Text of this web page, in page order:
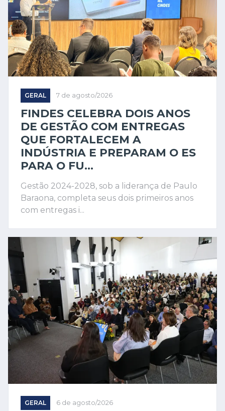
GERAL 7 de agosto/2026
FINDES CELEBRA DOIS ANOS
DE GESTÃO COM ENTREGAS
QUE FORTALECEM A
INDÚSTRIA E PREPARAM O ES
PARA O FU...
Gestão 2024-2028, sob a liderança de Paulo
Baraona, completa seus dois primeiros anos
com entregas i...
GERAL 6 de agosto/2026